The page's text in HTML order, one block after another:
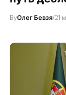
ByОлег Бевзя/21